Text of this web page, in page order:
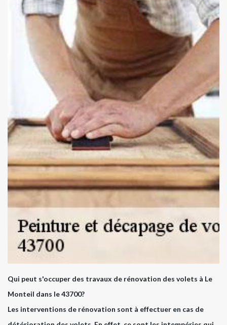
Qui peut s'occuper des travaux de rénovation des volets à Le
Monteil dans le 43700?
Les interventions de rénovation sont à effectuer en cas de